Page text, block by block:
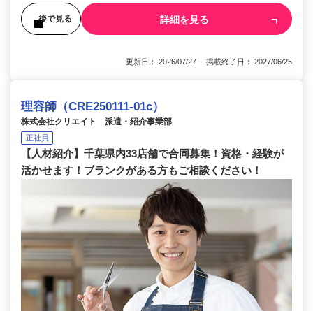
後で見る 詳細を見る
更新日： 2026/07/27 掲載終了日： 2027/06/25
理容師（CRE250111-01c）
株式会社クリエイト 派遣・紹介事業部
正社員
【人材紹介】千葉県内33店舗で合同募集！資格・経験が
活かせます！ブランクがある方もご相談ください！